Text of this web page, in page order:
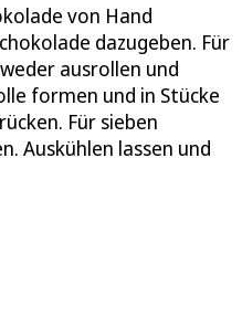
von Hand
dazugeben. Für
ausrollen und
formen und in Stücke
Für sieben
Auskühlen lassen und